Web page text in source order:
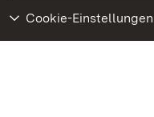
Cookie-
Weiteres